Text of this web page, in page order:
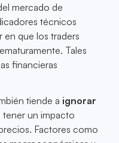
mercado de
técnicos
en que los traders
Tales
financieras
tiende a ignorar
tener un impacto
Factores como